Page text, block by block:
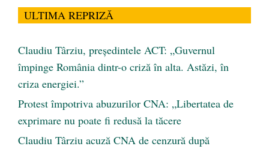
ULTIMA REPRIZĂ
Claudiu Târziu, președintele ACT: „Guvernul
împinge România dintr-o criză în alta. Astăzi, în
criza energiei.”
Protest împotriva abuzurilor CNA: „Libertatea de
exprimare nu poate fi redusă la tăcere
Claudiu Târziu acuză CNA de cenzură după